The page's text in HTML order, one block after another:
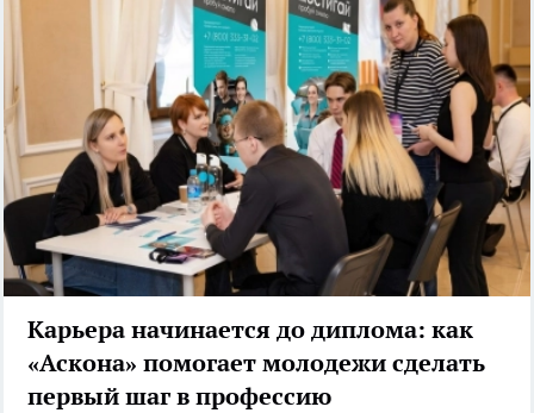
Карьера начинается до диплома: как
«Аскона» помогает молодежи сделать
первый шаг в профессию